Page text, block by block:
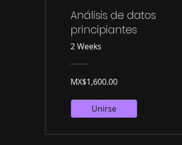
Análisis de datos
principiantes
2 Weeks
MX$1,600.00
Unirse